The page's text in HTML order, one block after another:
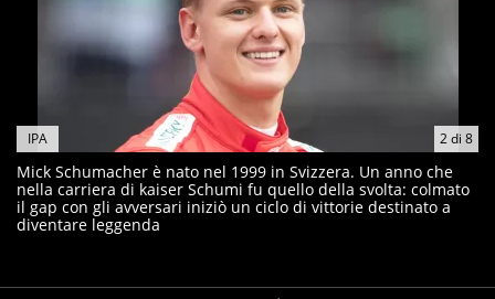
2di 8
IPA
Mick Schumacher è nato nel 1999 in Svizzera. Un anno che
nella carriera di kaiser Schumi fu quello della svolta: colmato
il gap con gli avversari iniziò un ciclo di vittorie destinato a
diventare leggenda